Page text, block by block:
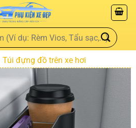
Túi đựng đồ trên xe hơi